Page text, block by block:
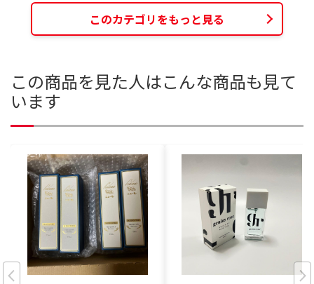
このカテゴリをもっと見る
この商品を見た人はこんな商品も見て
います